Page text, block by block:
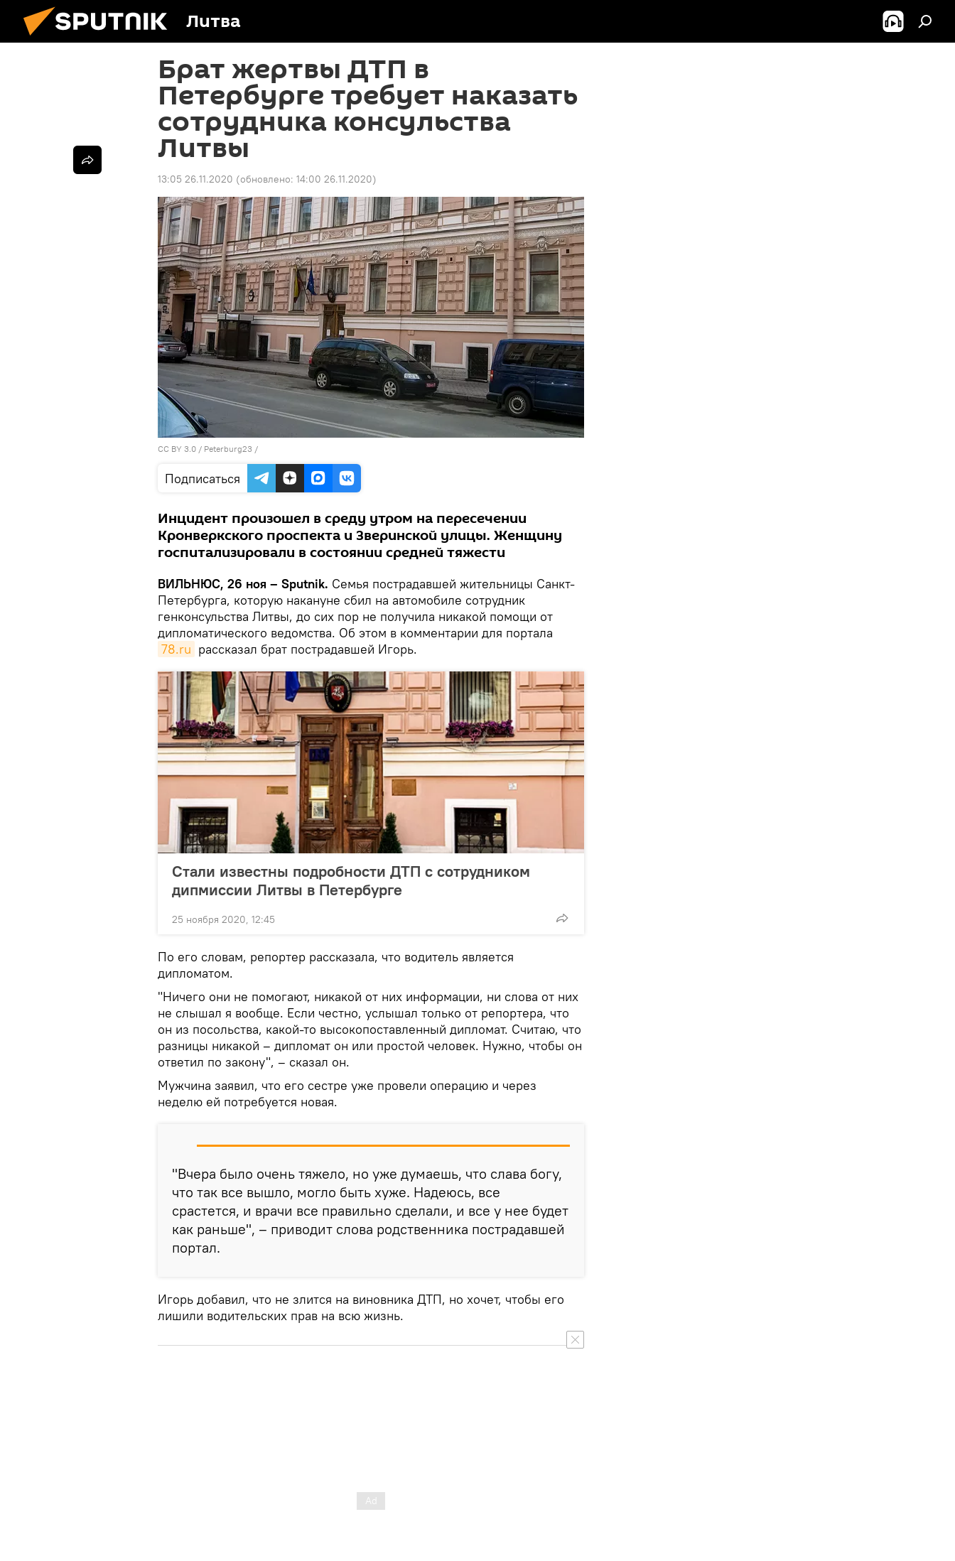
Литва
Брат жертвы ДТП в
Петербурге требует наказать
сотрудника консульства
Литвы
13:05 26.11.2020 (обновлено: 14:00 26.11.2020)
CC BY 3.0 / Peterburg23 /
Подписаться
Инцидент произошел в среду утром на пересечении
Кронверкского проспекта и Зверинской улицы. Женщину
госпитализировали в состоянии средней тяжести
ВИЛЬНЮС, 26 ноя – Sputnik. Семья пострадавшей жительницы Санкт-
Петербурга, которую накануне сбил на автомобиле сотрудник
генконсульства Литвы, до сих пор не получила никакой помощи от
дипломатического ведомства. Об этом в комментарии для портала
78.ru рассказал брат пострадавшей Игорь.
Стали известны подробности ДТП с сотрудником
дипмиссии Литвы в Петербурге
25 ноября 2020, 12:45
По его словам, репортер рассказала, что водитель является
дипломатом.
"Ничего они не помогают, никакой от них информации, ни слова от них
не слышал я вообще. Если честно, услышал только от репортера, что
он из посольства, какой-то высокопоставленный дипломат. Считаю, что
разницы никакой – дипломат он или простой человек. Нужно, чтобы он
ответил по закону", – сказал он.
Мужчина заявил, что его сестре уже провели операцию и через
неделю ей потребуется новая.
"Вчера было очень тяжело, но уже думаешь, что слава богу,
что так все вышло, могло быть хуже. Надеюсь, все
срастется, и врачи все правильно сделали, и все у нее будет
как раньше", – приводит слова родственника пострадавшей
портал.
Игорь добавил, что не злится на виновника ДТП, но хочет, чтобы его
лишили водительских прав на всю жизнь.